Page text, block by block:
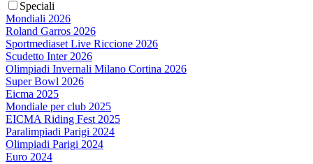
Speciali
Mondiali 2026
Roland Garros 2026
Sportmediaset Live Riccione 2026
Scudetto Inter 2026
Olimpiadi Invernali Milano Cortina 2026
Super Bowl 2026
Eicma 2025
Mondiale per club 2025
EICMA Riding Fest 2025
Paralimpiadi Parigi 2024
Olimpiadi Parigi 2024
Euro 2024